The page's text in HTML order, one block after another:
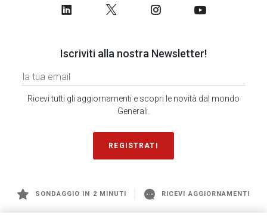
Iscriviti alla nostra Newsletter!
Ricevi tutti gli aggiornamenti e scopri le novità dal mondo
Generali.
REGISTRATI
SONDAGGIO IN 2 MINUTI RICEVI AGGIORNAMENTI